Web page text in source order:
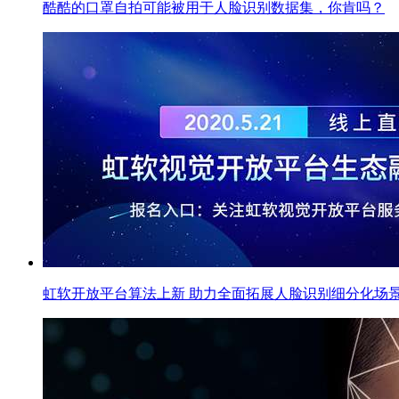
酷酷的口罩自拍可能被用于人脸识别数据集，你肯吗？
虹软开放平台算法上新 助力全面拓展人脸识别细分化场